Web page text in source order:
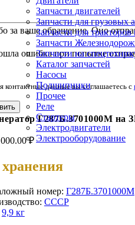
Запчасти двигателей
Запчасти для грузовых
Запчасти для тракторов
Запчасти
Запчасти на
Каталог запчастей
Насосы
Подшипники
Прочее
Реле
Стартеры
Электродвигатели
Электрооборудование
за ваше обращение. Оно
ошибка при попытке
контактные данные вы соглашаетесь с
Г287Б.3701000М на
₽
номер: Г287Б.3701000М
СССР
9,9 кг